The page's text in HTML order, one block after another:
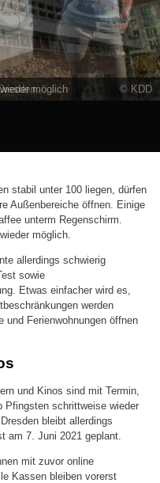
© KDD
stabil unter 100 liegen, dürfen
Außenbereiche öffnen. Einige
unterm Regenschirm.
wieder möglich.
allerdings schwierig
sowie
Etwas einfacher wird es,
werden
Ferienwohnungen öffnen
und Kinos sind mit Termin,
Pfingsten schrittweise wieder
bleibt allerdings
am 7. Juni 2021 geplant.
mit zuvor online
Kassen bleiben vorerst